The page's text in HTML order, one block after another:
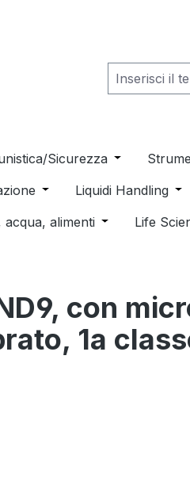
dropdown menu from the
Sicurezza Open or
dropdown menu from the
Open or close the
Liquidi Handling
from the category Pulizia
acqua, alimenti Open or close
Life
con
1a